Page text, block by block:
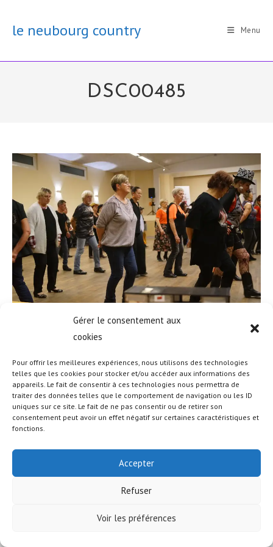
Gérer le consentement aux
cookies
Pour offrir les meilleures expériences, nous utilisons des technologies
telles que les cookies pour stocker et/ou accéder aux informations des
appareils. Le fait de consentir à ces technologies nous permettra de
traiter des données telles que le comportement de navigation ou les ID
uniques sur ce site. Le fait de ne pas consentir ou de retirer son
consentement peut avoir un effet négatif sur certaines caractéristiques et
fonctions.
Accepter
Refuser
Voir les préférences
contentle neubourg country Menu
DSC00485
© COPYRIGHT - OCEANWP THEME BY NICK